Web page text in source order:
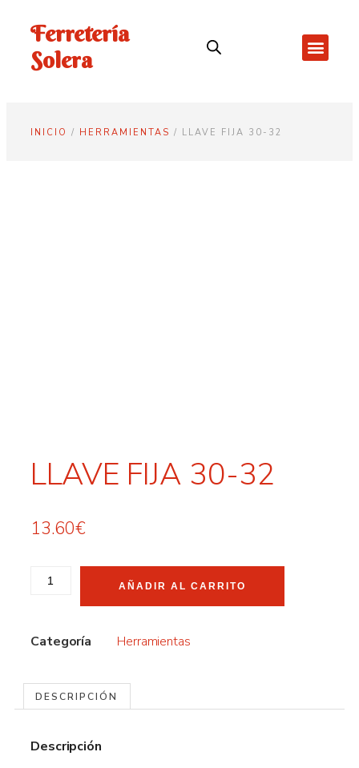
Ferretería
Solera
INICIO / HERRAMIENTAS / LLAVE FIJA 30-32
LLAVE FIJA 30-32
13.60€
AÑADIR AL CARRITO
Categoría Herramientas
DESCRIPCIÓN
Descripción